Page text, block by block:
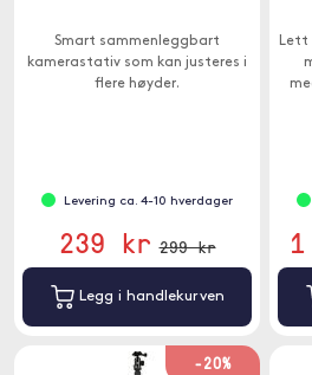
Smart sammenleggbart
kamerastativ som kan justeres i
flere høyder.
Levering ca. 4-10 hverdager
239 kr 299 kr
Legg i handlekurven
Lett
-20%